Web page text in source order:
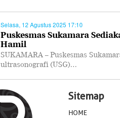
Selasa, 12 Agustus 2025 17:10
Puskesmas Sukamara
Hamil
SUKAMARA – Puskesmas
ultrasonografi (USG)…
Sitemap
HOME